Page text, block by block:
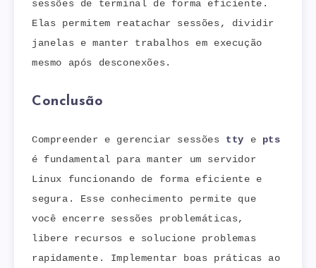
sessões de terminal de forma eficiente.
Elas permitem reatachar sessões, dividir
janelas e manter trabalhos em execução
mesmo após desconexões.
Conclusão
Compreender e gerenciar sessões tty e pts
é fundamental para manter um servidor
Linux funcionando de forma eficiente e
segura. Esse conhecimento permite que
você encerre sessões problemáticas,
libere recursos e solucione problemas
rapidamente. Implementar boas práticas ao